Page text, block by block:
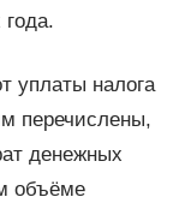
уплаты налога
перечислены,
денежных
объёме